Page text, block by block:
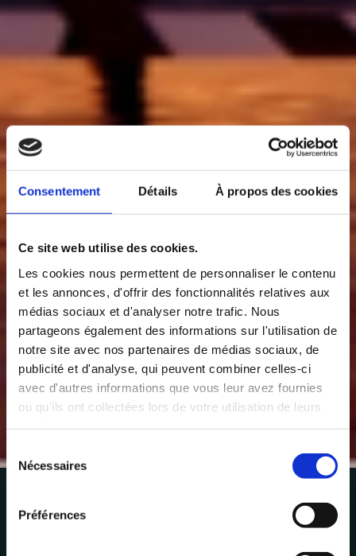
Consentement Détails À propos des cookies
Ce site web utilise des cookies.
Les cookies nous permettent de personnaliser le contenu
et les annonces, d'offrir des fonctionnalités relatives aux
médias sociaux et d'analyser notre trafic. Nous
partageons également des informations sur l'utilisation de
notre site avec nos partenaires de médias sociaux, de
publicité et d'analyse, qui peuvent combiner celles-ci
avec d'autres informations que vous leur avez fournies
ou qu'ils ont collectées lors de votre utilisation de leurs
du Nécessaires
Préférences
Vacances à l'île Maurice :
préparer le séjour